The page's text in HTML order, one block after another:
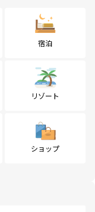
宿泊
リゾート
ショップ